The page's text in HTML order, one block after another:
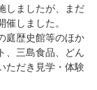
しましたが、まだ
しました。
庭歴史館等のほか
、三島食品、どん
ただき見学・体験